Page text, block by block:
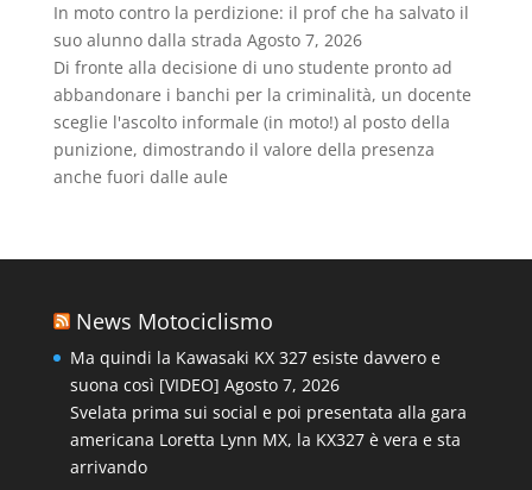
In moto contro la perdizione: il prof che ha salvato il
suo alunno dalla strada Agosto 7, 2026
Di fronte alla decisione di uno studente pronto ad
abbandonare i banchi per la criminalità, un docente
sceglie l'ascolto informale (in moto!) al posto della
punizione, dimostrando il valore della presenza
anche fuori dalle aule
News Motociclismo
Ma quindi la Kawasaki KX 327 esiste davvero e
suona così [VIDEO] Agosto 7, 2026
Svelata prima sui social e poi presentata alla gara
americana Loretta Lynn MX, la KX327 è vera e sta
arrivando